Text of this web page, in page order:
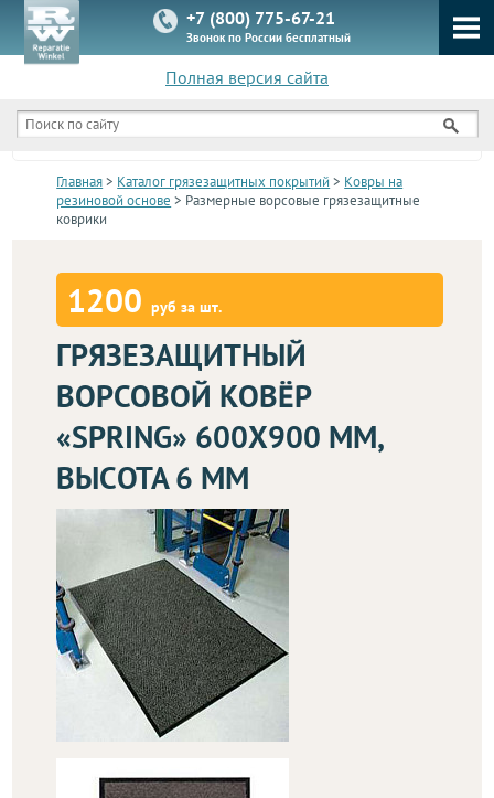
+7 (800) 775-67-21
Звонок по России бесплатный
Полная версия сайта
КАТАЛОГ
Главная> Каталог грязезащитных покрытий > Ковры на
резиновой основе > Размерные ворсовые грязезащитные
коврики
1200руб за шт.
ГРЯЗЕЗАЩИТНЫЙ
ВОРСОВОЙ КОВЁР
«SPRING» 600X900 ММ,
ВЫСОТА 6 ММ